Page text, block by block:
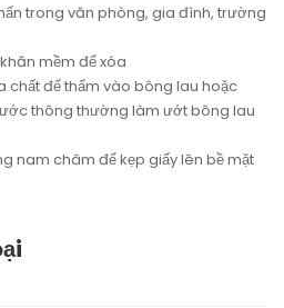
trong văn phòng, gia đình, trường
mềm để xóa
chất để thấm vào bông lau hoặc
thông thường làm ướt bông lau
nam châm để kẹp giấy lên bề mặt